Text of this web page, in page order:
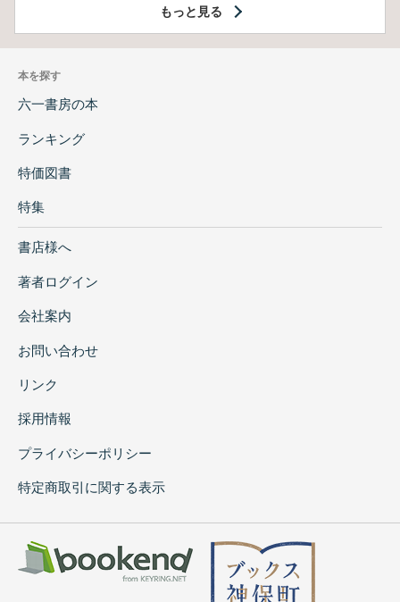
もっと見る
本を探す
六一書房の本
ランキング
特価図書
特集
書店様へ
著者ログイン
会社案内
お問い合わせ
リンク
採用情報
プライバシーポリシー
特定商取引に関する表示